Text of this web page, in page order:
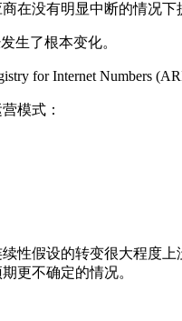
在没有明显中断的情况
生了根本变化。
for Internet Numbers
模式：
性假设的转变很大程度
更不确定的情况。